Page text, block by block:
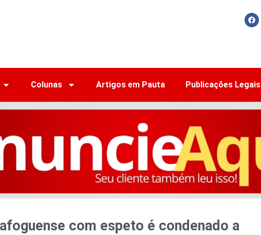
Colunas Artigos em Pauta Publicações Legais
com espeto é condenado a